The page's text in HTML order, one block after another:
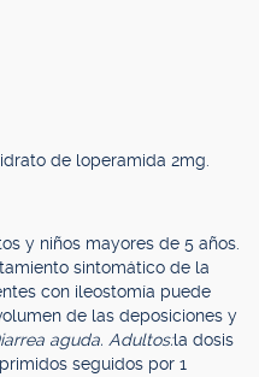
de loperamida 2mg.
y niños mayores de 5 años.
sintomático de la
con ileostomía puede
de las deposiciones y
aguda. Adultos:la dosis
seguidos por 1